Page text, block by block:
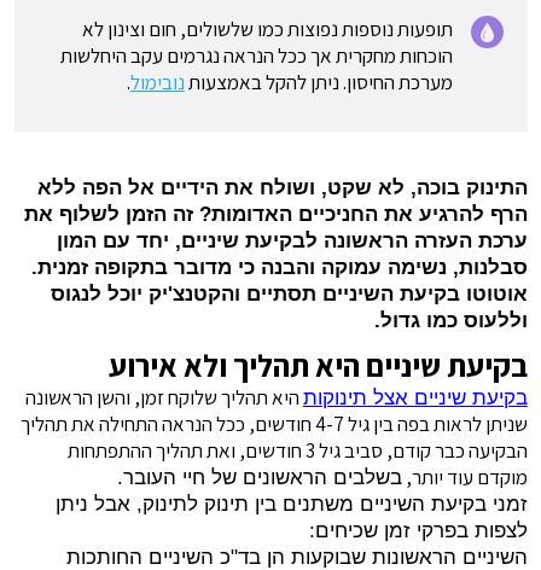
תופעות נוספות נפוצות כמו שלשולים, חום וצינון לא
הוכחות מחקרית אך ככל הנראה נגרמים עקב היחלשות
מערכת החיסון. ניתן להקל באמצעותנובימול.
התינוק בוכה, לא שקט, ושולח את הידיים אל הפה ללא
הרף להרגיע את החניכיים האדומות? זה הזמן לשלוף את
ערכת העזרה הראשונה לבקיעת שיניים, יחד עם המון
סבלנות, נשימה עמוקה והבנה כי מדובר בתקופה זמנית.
אוטוטו בקיעת השיניים תסתיים והקטנצ'יק יוכל לנגוס
וללעוס כמו גדול.
בקיעת שיניים היא תהליך ולא אירוע
בקיעת שיניים אצל תינוקות היא תהליך שלוקח זמן, והשן הראשונה
שניתן לראות בפה בין גיל 4-7 חודשים, ככל הנראה התחילה את תהליך
הבקיעה כבר קודם, סביב גיל 3 חודשים, ואת תהליך ההתפתחות
מוקדם עוד יותר,בשלבים הראשונים של חיי העובר.
זמני בקיעת השיניים משתנים בין תינוק לתינוק, אבל ניתן
לצפות בפרקי זמן שכיחים:
השיניים הראשונות שבוקעות הן בד"כ השיניים החותכות